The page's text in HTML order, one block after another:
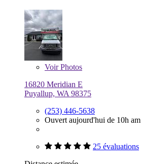
VoirPhotos
16820 Meridian E
Puyallup, WA 98375
(253) 446-5638
Ouvert aujourd'hui de 10h
25 évaluations